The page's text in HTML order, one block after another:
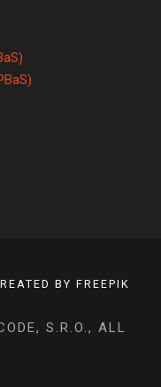
BY FREEPIK
S.R.O., ALL